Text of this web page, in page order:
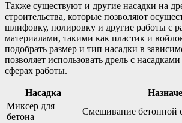
Также существуют и другие насадки на
строительства, которые позволяют
шлифовку, полировку и другие работы с
материалами, такими как пластик и
подобрать размер и тип насадки в
позволяет использовать дрель с
сферах работы.
Насадка
Миксер для
бетона
Смешивание бетонной